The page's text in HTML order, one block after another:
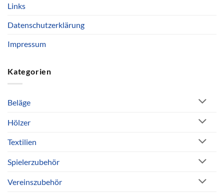
Links
Datenschutzerklärung
Impressum
Kategorien
Beläge
Hölzer
Textilien
Spielerzubehör
Vereinszubehör